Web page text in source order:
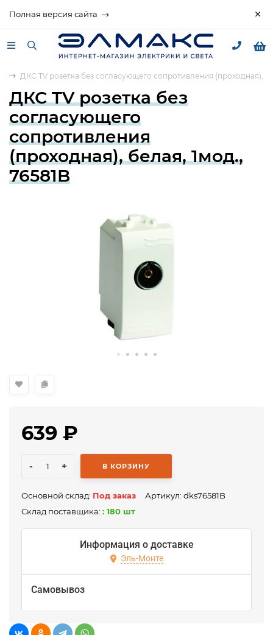
Полная версия сайта
ДКС TV розетка без согласующего сопротивления (проходная),
ДКС TV розетка без
согласующего
сопротивления
(проходная), белая, 1мод.,
76581B
639 ₽
- + В КОРЗИНУ
Основной склад: Под заказ
Склад поставщика: : 180 шт
Артикул: dks76581B
Информация о доставке
Эль-Монте
Самовывоз